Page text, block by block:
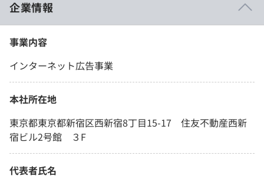
企業情報
事業内容
インターネット広告事業
本社所在地
東京都東京都新宿区西新宿8丁目15-17 住友不動産西新
宿ビル2号館 ３F
代表者氏名